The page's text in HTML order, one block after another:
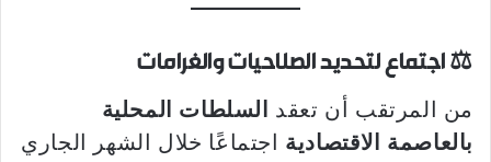
⚖️ اجتماع لتحديد الصلاحيات والغرامات
من المرتقب أن تعقد
السلطات المحلية
بالعاصمة الاقتصادية اجتماعًا خلال الشهر الجاري